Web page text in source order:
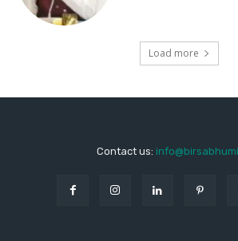
Load more
Contact us: